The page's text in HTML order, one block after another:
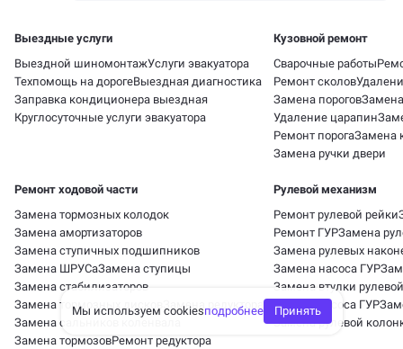
Выездные услуги
Выездной шиномонтажУслуги эвакуатора
Техпомощь на дорогеВыездная диагностика
Заправка кондиционера выездная
Круглосуточные услуги эвакуатора
Кузовной ремонт
Сварочные работы
Ремонт сколов
Замена порогов
Удаление царапин
Ремонт порогаЗамена
Замена ручки двери
Ремонт ходовой части
Замена тормозных колодок
Замена амортизаторов
Замена ступичных подшипников
Замена ШРУСаЗамена ступицы
Замена стабилизаторов
Замена тормозных дисков
Замена редуктора
Замена сальников коленвала
Замена тормозовРемонт редуктора
Рулевой механизм
Ремонт рулевой рейки
Ремонт ГУРЗамена
Замена рулевых
Замена насоса ГУР
Замена втулки
Ремонт насоса ГУР
Замена рулевой
Мы используем cookiesподробнее Принять